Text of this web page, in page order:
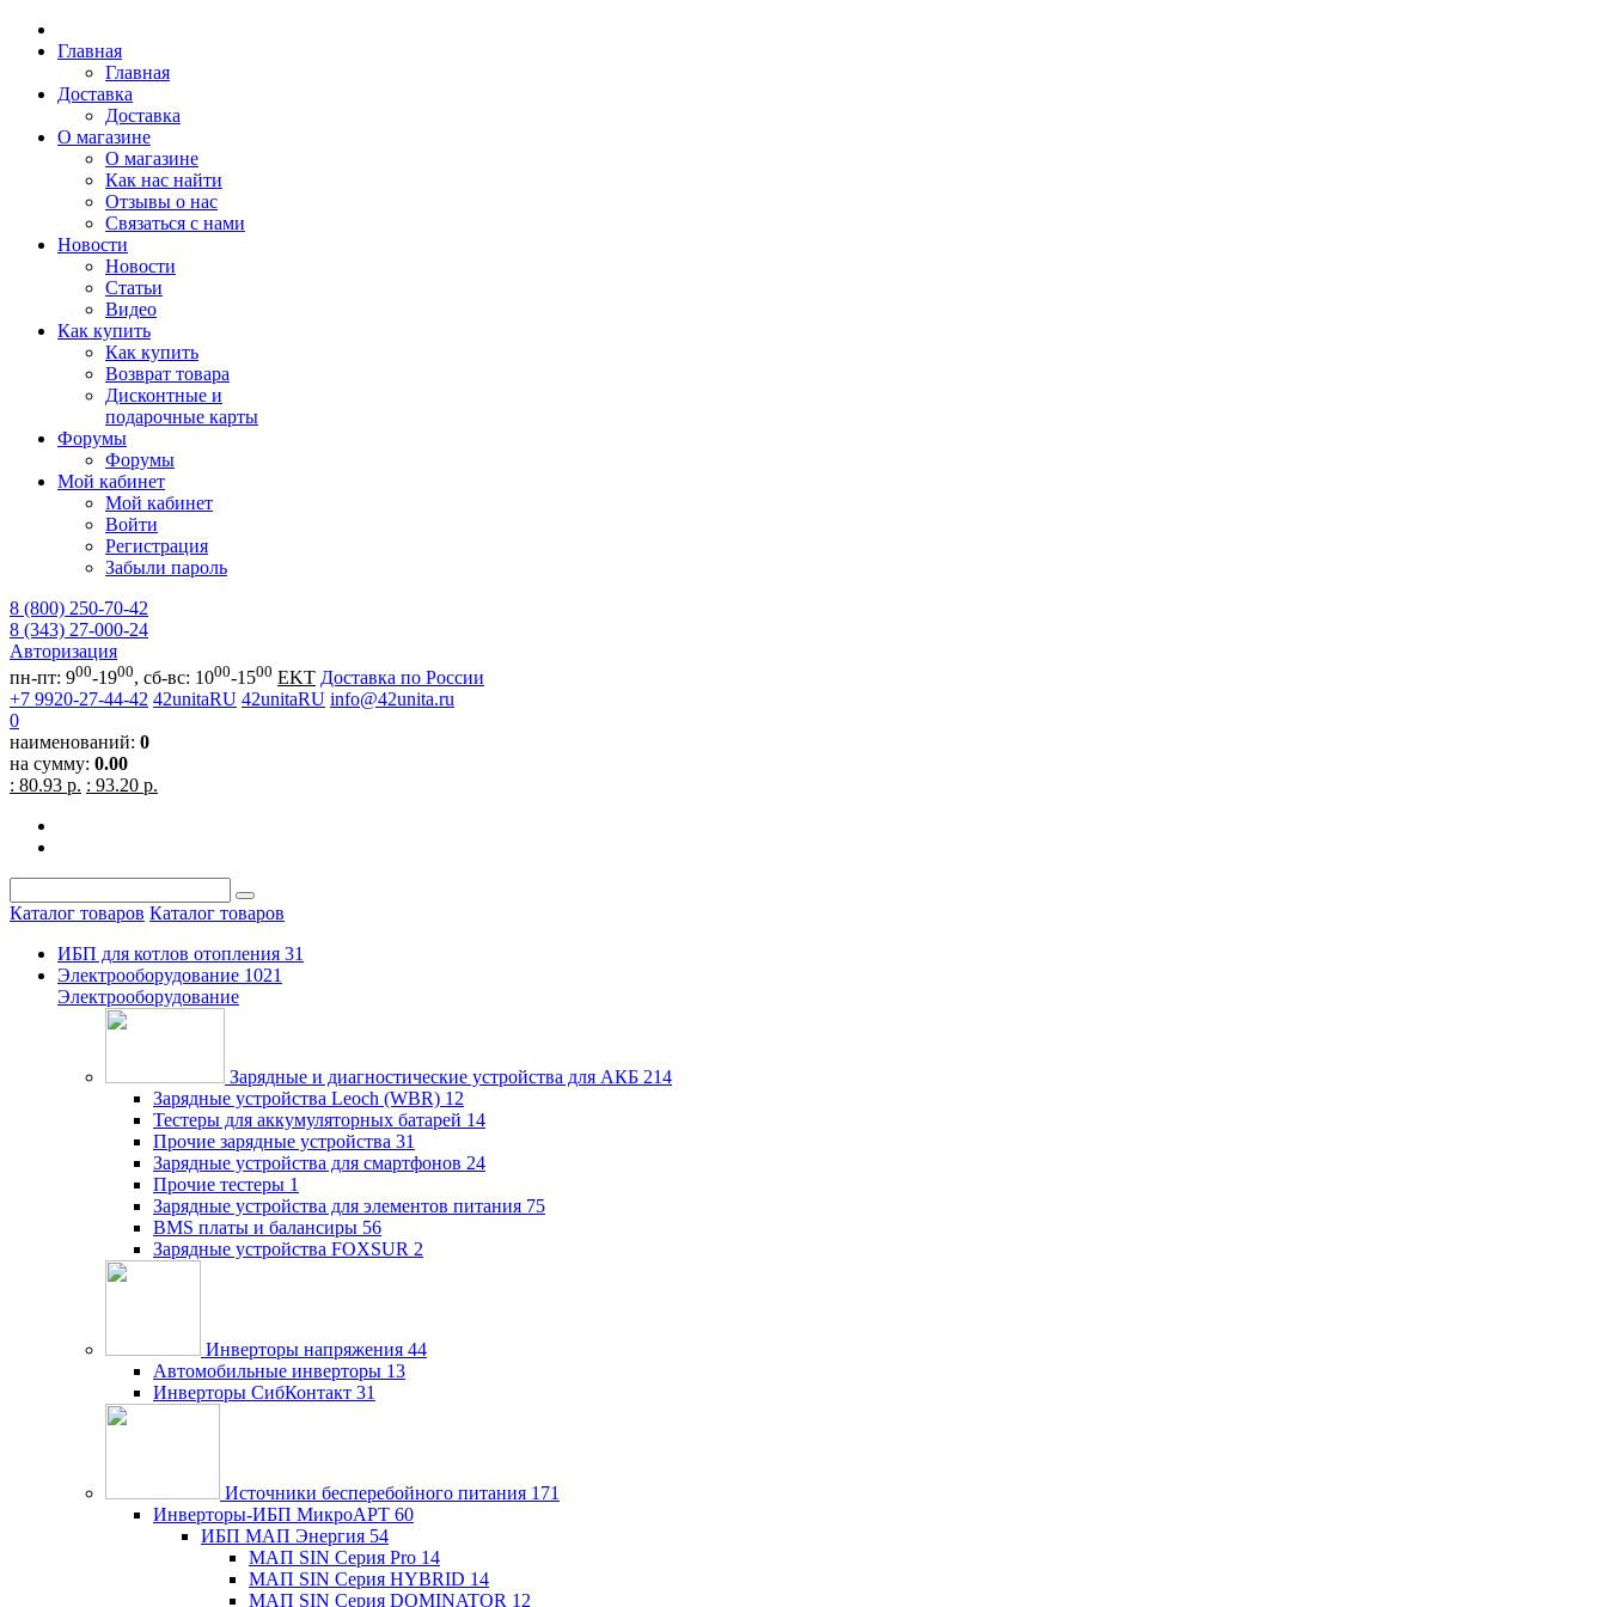
Главная
Главная
Доставка
Доставка
О магазине
О магазине
Как нас найти
Отзывы о нас
Связаться с нами
Новости
Новости
Статьи
Видео
Как купить
Как купить
Возврат товара
Дисконтные и
подарочные карты
Форумы
Форумы
Мой кабинет
Мой кабинет
Войти
Регистрация
Забыли пароль
8 (800) 250-70-42
8 (343) 27-000-24
Авторизация
пн-пт: 900-1900, сб-вс: 1000-1500 EKT Доставка по России
+7 9920-27-44-42 42unitaRU 42unitaRU info@42unita.ru
0
наименований: 0
на сумму: 0.00
: 80.93 р. : 93.20 р.
Каталог товаров Каталог товаров
ИБП для котлов отопления 31
Электрооборудование 1021
Электрооборудование
Зарядные и диагностические устройства для АКБ 214
Зарядные устройства Leoch (WBR) 12
Тестеры для аккумуляторных батарей 14
Прочие зарядные устройства 31
Зарядные устройства для смартфонов 24
Прочие тестеры 1
Зарядные устройства для элементов питания 75
BMS платы и балансиры 56
Зарядные устройства FOXSUR 2
Инверторы напряжения 44
Автомобильные инверторы 13
Инверторы СибКонтакт 31
Источники бесперебойного питания 171
Инверторы-ИБП МикроАРТ 60
ИБП МАП Энергия 54
МАП SIN Серия Pro 14
МАП SIN Серия HYBRID 14
МАП SIN Серия DOMINATOR 12